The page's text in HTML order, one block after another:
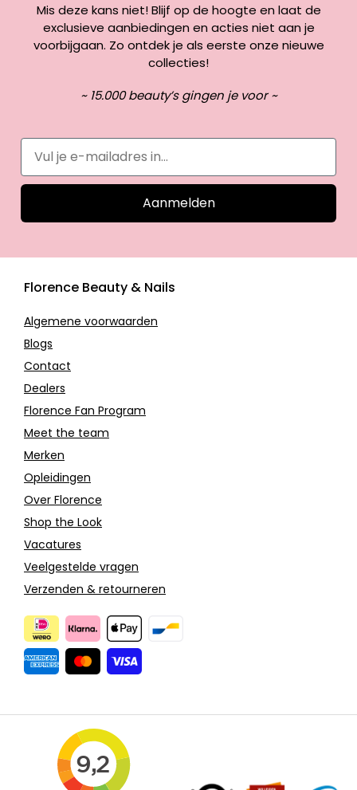
Mis deze kans niet! Blijf op de hoogte en laat de
exclusieve aanbiedingen en acties niet aan je
voorbijgaan. Zo ontdek je als eerste onze nieuwe
collecties!
~ 15.000 beauty’s gingen je voor ~
Aanmelden
Florence Beauty & Nails
Algemene voorwaarden
Blogs
Contact
Dealers
Florence Fan Program
Meet the team
Merken
Opleidingen
Over Florence
Shop the Look
Vacatures
Veelgestelde vragen
Verzenden & retourneren